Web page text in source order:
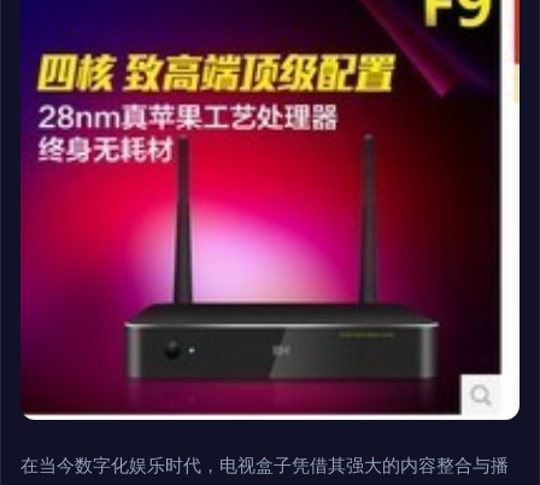
在当今数字化娱乐时代，电视盒子凭借其强大的内容整合与播